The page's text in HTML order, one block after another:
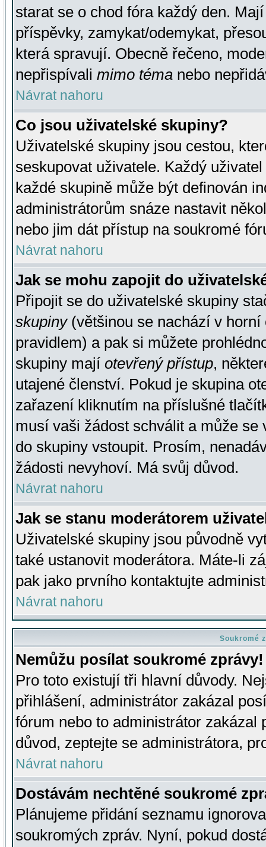
starat se o chod fóra každý den.
příspěvky, zamykat/odemykat,
která spravují. Obecně řečeno,
nepřispívali mimo téma nebo
Návrat nahoru
Co jsou uživatelské skupiny?
Uživatelské skupiny jsou cestou,
seskupovat uživatele. Každý
každé skupině může být definován
administrátorům snáze nastavit
nebo jim dát přístup na soukromé
Návrat nahoru
Jak se mohu zapojit do
Připojit se do uživatelské skupiny
skupiny(většinou se nachází v horní
pravidlem) a pak si můžete
skupiny mají otevřený přístup,
utajené členství. Pokud je skupina
zařazení kliknutím na příslušné
musí vaši žádost schválit a může se
do skupiny vstoupit. Prosím,
žádosti nevyhoví. Má svůj důvod.
Návrat nahoru
Jak se stanu moderátorem
Uživatelské skupiny jsou původně
také ustanovit moderátora. Máte-li
pak jako prvního kontaktujte
Návrat nahoru
Soukromé
Nemůžu posílat soukromé zprávy!
Pro toto existují tři hlavní důvody.
přihlášení, administrátor zakázal
fórum nebo to administrátor zakázal
důvod, zeptejte se administrátora,
Návrat nahoru
Dostávám nechtěné soukromé
Plánujeme přidání seznamu
soukromých zpráv. Nyní, pokud